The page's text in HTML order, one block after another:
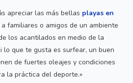
apreciar las más bellas playas en
familiares o amigos de un ambiente
los acantilados en medio de la
lo que te gusta es surfear, un buen
de fuertes oleajes y condiciones
la práctica del deporte.»